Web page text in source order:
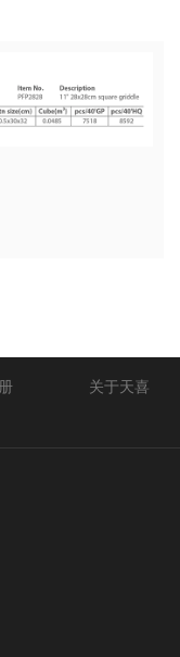
关于天喜